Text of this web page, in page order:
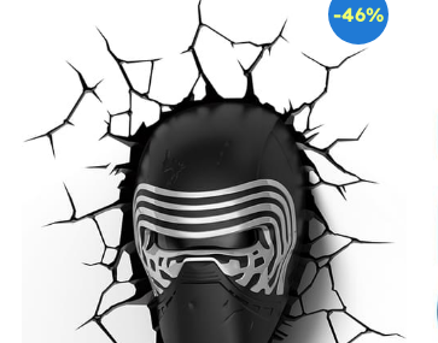
-46%